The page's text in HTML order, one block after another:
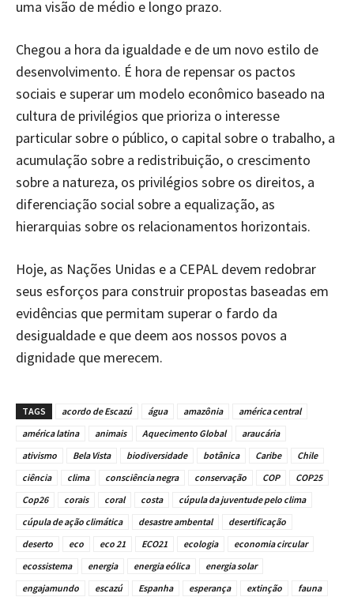
uma visão de médio e longo prazo.
Chegou a hora da igualdade e de um novo estilo de
desenvolvimento. É hora de repensar os pactos
sociais e superar um modelo econômico baseado na
cultura de privilégios que prioriza o interesse
particular sobre o público, o capital sobre o trabalho, a
acumulação sobre a redistribuição, o crescimento
sobre a natureza, os privilégios sobre os direitos, a
diferenciação social sobre a equalização, as
hierarquias sobre os relacionamentos horizontais.
Hoje, as Nações Unidas e a CEPAL devem redobrar
seus esforços para construir propostas baseadas em
evidências que permitam superar o fardo da
desigualdade e que deem aos nossos povos a
dignidade que merecem.
TAGS acordo de Escazú água amazônia
américa central
américa latina
animais Aquecimento Global
araucária
ativismo
Bela Vista biodiversidade botânica Caribe
Chile
ciência
clima consciência negra conservação COP
COP25
Cop26
corais coral costa
cúpula da juventude pelo clima
cúpula de ação climática
desastre ambental
desertificação
deserto
eco eco 21 ECO21 ecologia
economia circular
ecossistema
energia energia eólica
energia solar
engajamundo
escazú Espanha esperança extinção
fauna